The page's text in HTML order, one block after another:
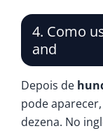
4. Como
and
Depois de
pode
dezena. No